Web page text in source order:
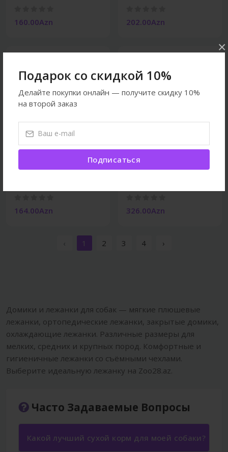
Подарок со скидкой 10%
Делайте покупки онлайн — получите скидку 10%
на второй заказ
Подписаться
×
160.00Azn 202.00Azn
164.00Azn
Собаки
326.00Azn
‹ 1 2 3 4 ›
Домики и лежанки для собак — мягкие плюшевые
лежанки, ортопедические лежанки, закрытые домики,
охлаждающие лежанки. Различные размеры для
мелких, средних и крупных пород. Комфортные и
гигиеничные лежанки со съёмными чехлами.
Выберите идеальную лежанку на Zoo28.az.
Часто Задаваемые Вопросы
Какой лучший сухой корм для моей собаки?